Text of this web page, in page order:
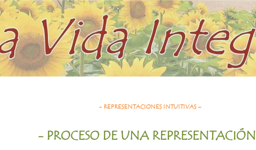
- REPRESENTACIONES INTUITIVAS –
- PROCESO DE UNA REPRESENTACIÓN